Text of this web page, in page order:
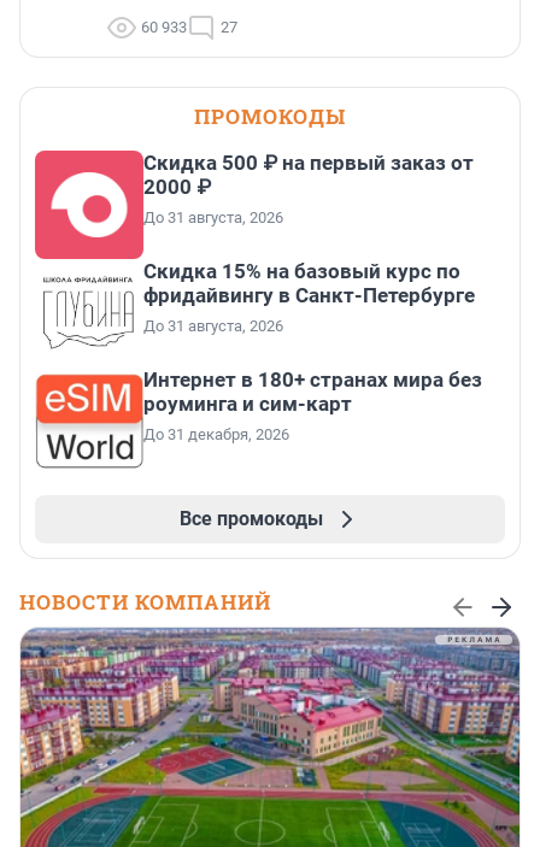
60 933 27
ПРОМОКОДЫ
Скидка 500 ₽ на первый заказ от
2000 ₽
До 31 августа, 2026
Скидка 15% на базовый курс по
фридайвингу в Санкт-Петербурге
До 31 августа, 2026
Интернет в 180+ странах мира без
роуминга и сим-карт
До 31 декабря, 2026
Все промокоды
НОВОСТИ КОМПАНИЙ